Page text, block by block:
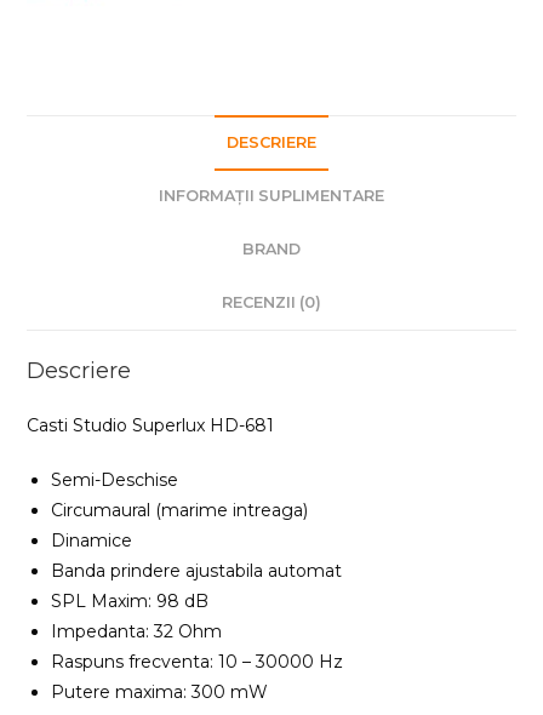
DESCRIERE
INFORMAȚII SUPLIMENTARE
BRAND
RECENZII (0)
Descriere
Casti Studio Superlux HD-681
Semi-Deschise
Circumaural (marime intreaga)
Dinamice
Banda prindere ajustabila automat
SPL Maxim: 98 dB
Impedanta: 32 Ohm
Raspuns frecventa: 10 – 30000 Hz
Putere maxima: 300 mW